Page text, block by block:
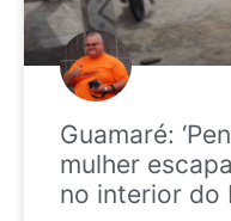
Guamaré:
mulher
no interior do